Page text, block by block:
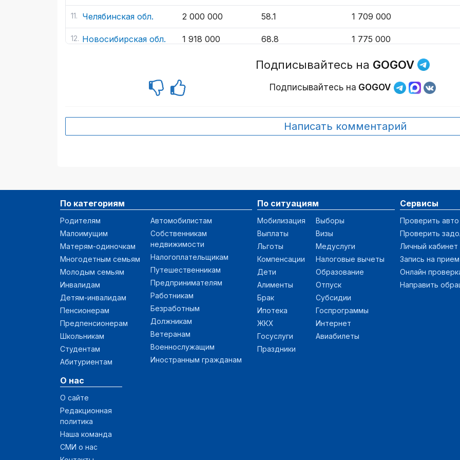
Челябинская обл. 2 000 000 58.1 1 709 000
Новосибирская обл. 1 918 000 68.8 1 775 000
76.1 1 800 000
Саратовская обл. 1 827 678 76.3 1 638 337
край
Алтайский край 1 600 000 69.7 1 321 560
Иркутская обл. 1 450 000 61.1
Красноярский край 1 387 642
Омская обл. 67.4 921 892
Кемеровская обл. 1 277 400 48.5
Приморский край 1 266 607 67.5
Ленинградская обл. 1 235 876 65.3
Тюменская обл. 1 176 975
Пермский край
Белгородская обл.
Тульская обл.
Крым
Подписывайтесь на GOGOV
Подписывайтесь на GOGOV
Написать комментарий
По категориям
Родителям
Малоимущим
Матерям-одиночкам
Многодетным семьям
Молодым семьям
Инвалидам
Детям-инвалидам
Пенсионерам
Предпенсионерам
Школьникам
Студентам
Абитуриентам
Автомобилистам
Собственникам
недвижимости
Налогоплательщикам
Путешественникам
Предпринимателям
Работникам
Безработным
Должникам
Ветеранам
Военнослужащим
Иностранным гражданам
По ситуациям
Мобилизация
Выплаты
Льготы
Компенсации
Дети
Алименты
Брак
Ипотека
ЖКХ
Госуслуги
Праздники
Выборы
Визы
Медуслуги
Налоговые вычеты
Образование
Отпуск
Субсидии
Госпрограммы
Интернет
Авиабилеты
Сервисы
Проверить
Проверить
Личный кабинет
Запись на прием
Онлайн
Направить
О нас
О сайте
Редакционная
политика
Наша команда
СМИ о нас